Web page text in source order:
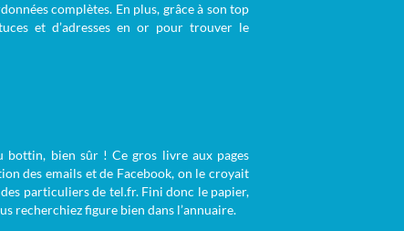
complètes. En plus, grâce à son top
et d’adresses en or pour trouver le
bottin, bien sûr ! Ce gros livre aux pages
des emails et de Facebook, on le croyait
particuliers de tel.fr. Fini donc le papier,
recherchiez figure bien dans l’annuaire.